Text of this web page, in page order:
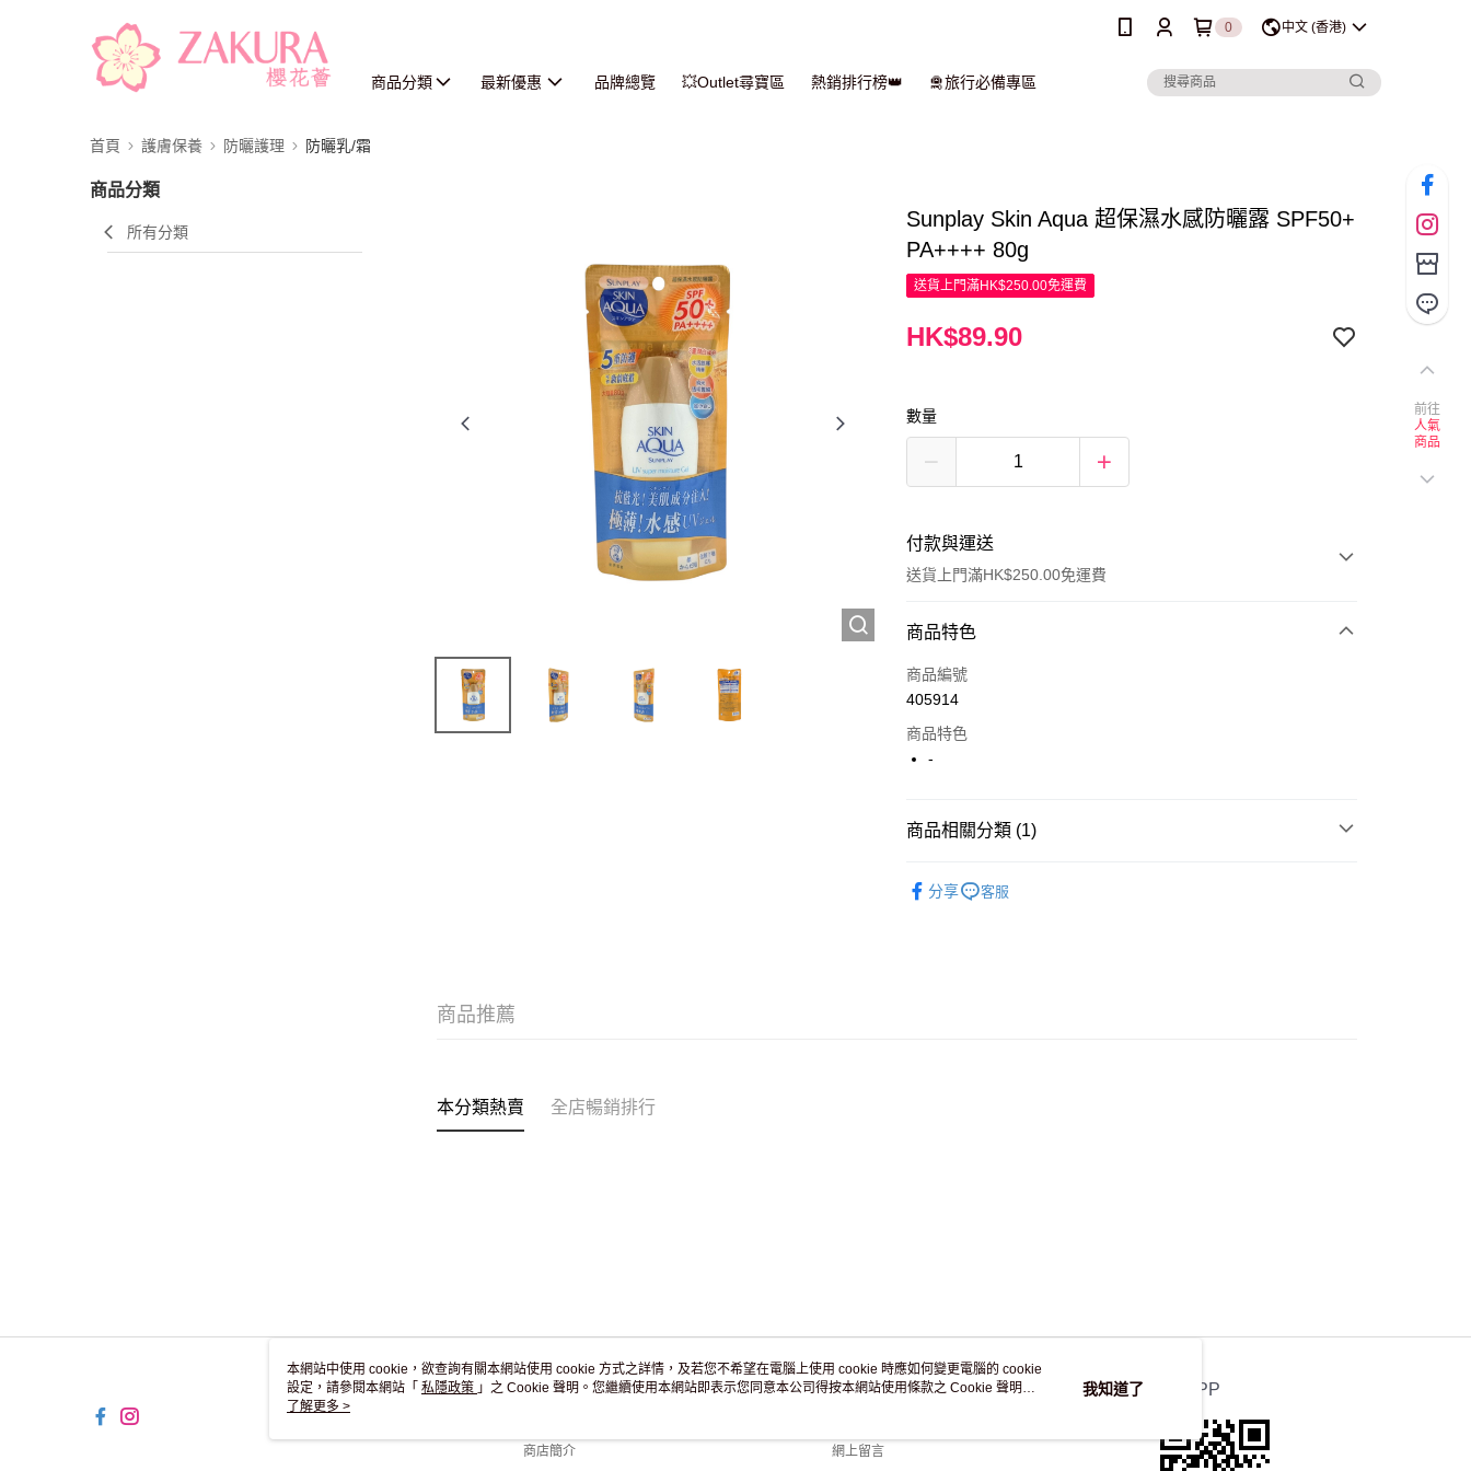
0 中文 (香港)
商品分類 最新優惠 品牌總覽 💥Outlet尋寶區 熱銷排行榜👑 🛅旅行必備專區
首頁 護膚保養 防曬護理 防曬乳/霜
商品分類
所有分類
Sunplay Skin Aqua 超保濕水感防曬露 SPF50+
PA++++ 80g
送貨上門滿HK$250.00免運費
HK$89.90
數量
付款與運送
送貨上門滿HK$250.00免運費
付款方式
信用卡
JD京東物流，訂單確認發貨後2-4個工作天送達
商品特色
商品編號
405914
商品特色
-
商品相關分類 (1)
分享
客服
商品推薦
本分類熱賣 全店暢銷排行
關於我們
商店簡介
客戶服務
網上留言
官方APP
前往
人氣
商品
本網站中使用 cookie，欲查詢有關本網站使用 cookie 方式之詳情，及若您不希望在電腦上使用 cookie 時應如何變更電腦的 cookie
設定，請參閱本網站「 私隱政策 」之 Cookie 聲明。您繼續使用本網站即表示您同意本公司得按本網站使用條款之 Cookie 聲明使
用 cookie。
了解更多 >
我知道了